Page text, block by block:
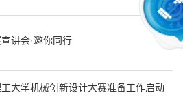
讲会·邀你同行
大学机械创新设计大赛准备工作启动